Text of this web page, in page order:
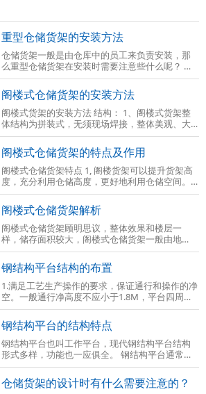
重型仓储货架的安装方法
仓储货架一般是由仓库中的员工来负责安装，那
么重型仓储货架在安装时需要注意些什么呢？ 货
架的安装无非和货架的组成部件有关，还有货架
的相关组件。重型货架主要分为传统意义
阁楼式仓储货架的安装方法
阁楼式货架的安装方法 结构： 1、阁楼式货架整
体结构为拼装式，无须现场焊接，整体美观、大
方。与混凝土结构或型钢结构相比，由于底楼货
架本身起到上面楼层的支撑作用，具有成
阁楼式仓储货架的特点及作用
阁楼式仓储货架特点 1, 阁楼货架可以提升货架高
度，充分利用仓储高度，更好地利用仓储空间。
2、阁楼货架楼面铺设货架专用楼板，与花纹钢板
或刚格栅相比层载能力强、整体性好、
阁楼式仓储货架解析
阁楼式仓储货架顾明思议，整体效果和楼层一
样，储存面积较大，阁楼式仓储货架一般由地
基、库房高度、障碍物数量等因数决定的，那么
阁楼式仓储货架到底是什么呢？ 阁楼式仓储货
钢结构平台结构的布置
1.满足工艺生产操作的要求，保证通行和操作的净
空。一般通行净高度不应小于1.8M，平台四周一
般均应设置防护栏杆，栏杆高度一般为1M。当平
台高度大于2M时，尚应在防护栏杆下设置高
钢结构平台的结构特点
钢结构平台也叫工作平台，现代钢结构平台结构
形式多样，功能也一应俱全。 钢结构平台通常是
在现有的车间场地上再建一个二层或三层的全组
装式钢结构平台，将使用空间由一层变成
仓储货架的设计时有什么需要注意的？